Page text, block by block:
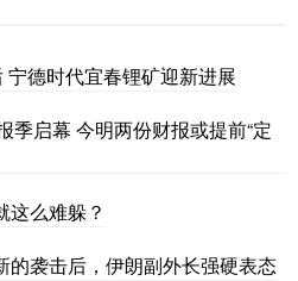
宁德时代宜春锂矿迎新进展
季启幕 今明两份财报或提前“定
这么难躲？
的袭击后，伊朗副外长强硬表态